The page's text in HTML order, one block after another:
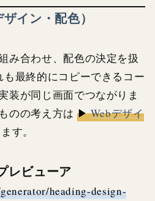
イン・配色）
み合わせ、配色の決定を扱
最終的にコピーできるコー
装が同じ画面でつながりま
のの考え方は ▶Webデザイ
す。
レビューア
heading-design-